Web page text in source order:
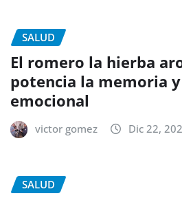
SALUD
El romero la hierba
potencia la memoria
emocional
victor gomez Dic 22,
SALUD